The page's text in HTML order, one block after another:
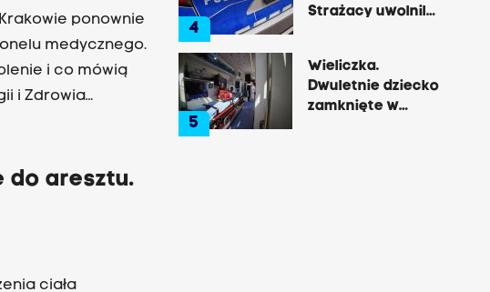
ponownie
medycznego.
i co mówią
i Zdrowia
do aresztu.
ciała
4
Strażacy uwolnili
5
Wieliczka.
Dwuletnie dziecko
zamknięte w